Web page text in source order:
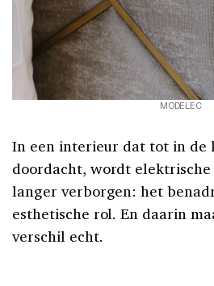
MODELEC
In een interieur dat tot in de
doordacht, wordt
langer verborgen: het
esthetische rol. En daarin
verschil echt.